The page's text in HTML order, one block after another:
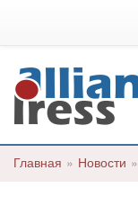
Главная » Новости »